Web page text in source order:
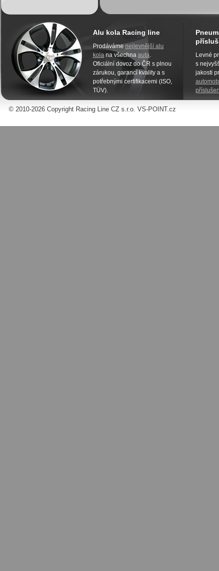
Alu kola Racing line
Prodáváme nejlevnější alu
kola na všechna auta.
Oficiální dovoz do ČR s plnou
zárukou, garancí kvality a s
potřebnými certifikacemi (ISO,
TÜV).
Levné
s
jakosti
© 2010-2026 Copyright Racing Line CZ s.r.o. VS-POINT.cz